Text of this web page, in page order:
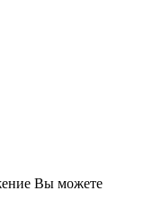
Вы можете